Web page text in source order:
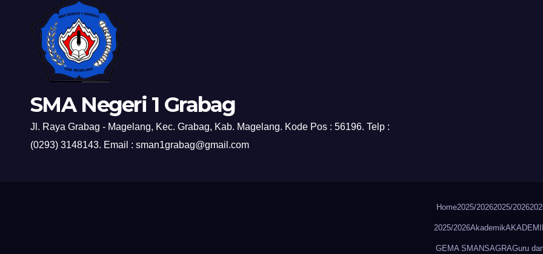
SMA Negeri 1 Grabag
Jl. Raya Grabag - Magelang, Kec. Grabag, Kab. Magelang. Kode Pos : 56196. Telp :
(0293) 3148143. Email : sman1grabag@gmail.com
Home2025/20262025/2026
2025/2026Akademik
GEMA SMANSAGRAGuru